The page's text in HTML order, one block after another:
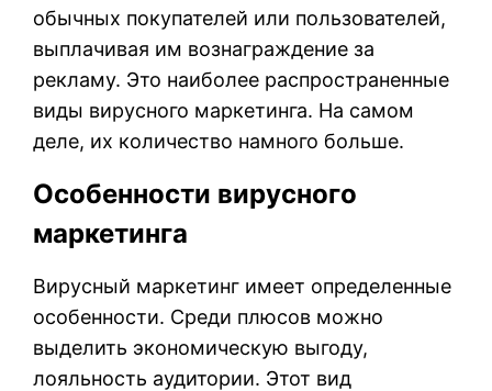
обычных покупателей или пользователей,
выплачивая им вознаграждение за
рекламу. Это наиболее распространенные
виды вирусного маркетинга. На самом
деле, их количество намного больше.
Особенности вирусного
маркетинга
Вирусный маркетинг имеет определенные
особенности. Среди плюсов можно
выделить экономическую выгоду,
лояльность аудитории. Этот вид